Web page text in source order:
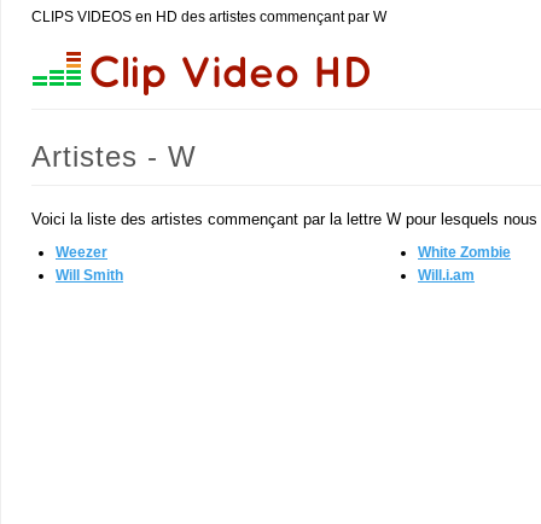
CLIPS VIDEOS en HD des artistes commençant par W
Artistes - W
Voici la liste des artistes commençant par la lettre W pour lesquels
Weezer
White Zombie
Will Smith
Will.i.am